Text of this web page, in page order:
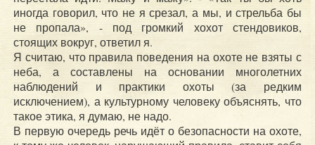
иногда говорил, что не я срезал, а мы, и стрельба бы
не пропала», - под громкий хохот стендовиков,
стоящих вокруг, ответил я.
Я считаю, что правила поведения на охоте не взяты с
неба, а составлены на основании многолетних
наблюдений и практики охоты (за редким
исключением), а культурному человеку объяснять, что
такое этика, я думаю, не надо.
В первую очередь речь идёт о безопасности на охоте,